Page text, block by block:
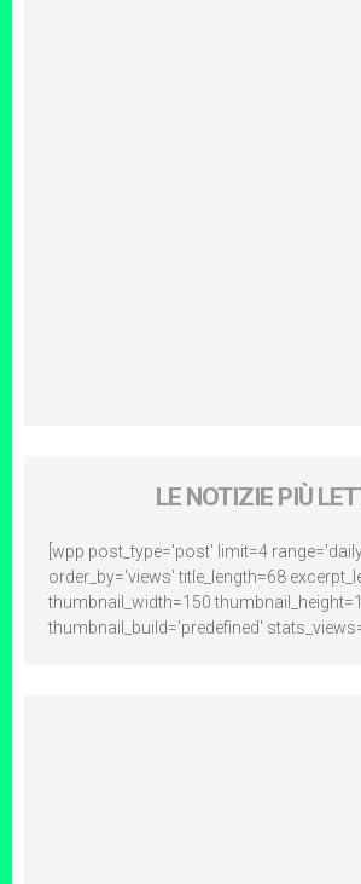
LE NOTIZIE PIÙ
[wpp post_type='post' limit=4
order_by='views' title_length=68
thumbnail_width=150
thumbnail_build='predefined'